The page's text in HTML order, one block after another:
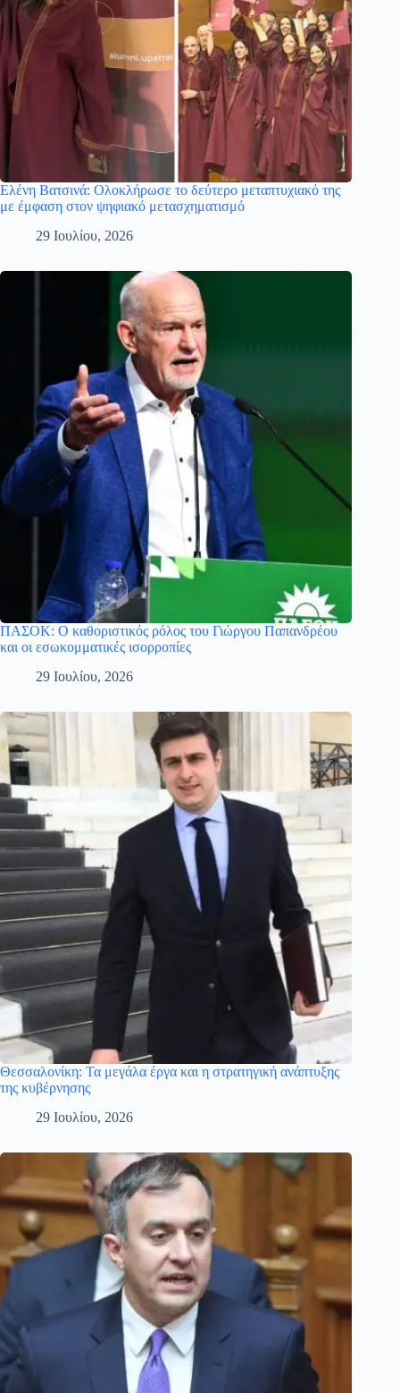
Ελένη Βατσινά: Ολοκλήρωσε το δεύτερο μεταπτυχιακό της
με έμφαση στον ψηφιακό μετασχηματισμό
29 Ιουλίου, 2026
ΠΑΣΟΚ: Ο καθοριστικός ρόλος του Γιώργου Παπανδρέου
και οι εσωκομματικές ισορροπίες
29 Ιουλίου, 2026
Θεσσαλονίκη: Τα μεγάλα έργα και η στρατηγική ανάπτυξης
της κυβέρνησης
29 Ιουλίου, 2026